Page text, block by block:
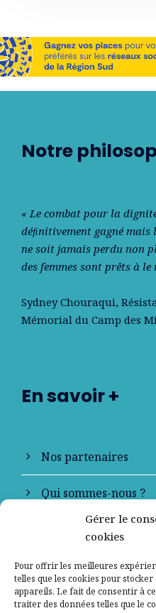
Gérer le
cookies
Pour offrir les meilleures
telles que les cookies pour
appareils. Le fait de consentir à
traiter des données telles que le
Notre
« Le combat pour la
déﬁnitivement gagné mais
ne soit jamais perdu non
des femmes sont prêts à le
Sydney Chouraqui,
Mémorial du Camp des
En savoir +
Nos partenaires
Qui sommes-nous ?
Contactez-nous
Mentions légales
Politique de